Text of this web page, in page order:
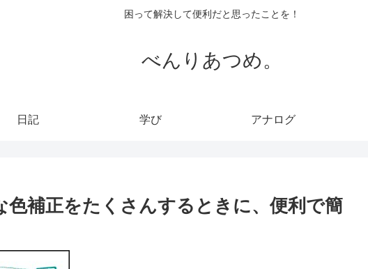
困って解決して便利だと思ったことを！
べんりあつめ。
日記 学び アナログ
補正をたくさんするときに、便利で簡